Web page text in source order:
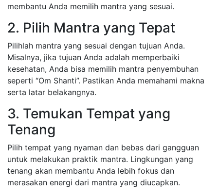
membantu Anda memilih mantra yang sesuai.
2. Pilih Mantra yang Tepat
Pilihlah mantra yang sesuai dengan tujuan Anda.
Misalnya, jika tujuan Anda adalah memperbaiki
kesehatan, Anda bisa memilih mantra penyembuhan
seperti “Om Shanti”. Pastikan Anda memahami makna
serta latar belakangnya.
3. Temukan Tempat yang
Tenang
Pilih tempat yang nyaman dan bebas dari gangguan
untuk melakukan praktik mantra. Lingkungan yang
tenang akan membantu Anda lebih fokus dan
merasakan energi dari mantra yang diucapkan.